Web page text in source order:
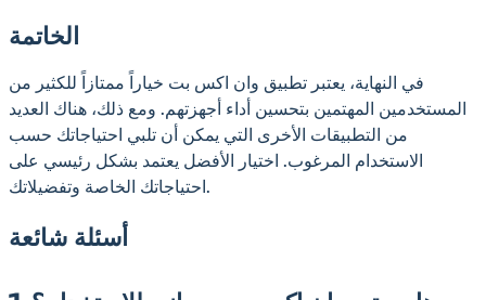
الخاتمة
في النهاية، يعتبر تطبيق وان اكس بت خياراً ممتازاً للكثير من
المستخدمين المهتمين بتحسين أداء أجهزتهم. ومع ذلك، هناك العديد
من التطبيقات الأخرى التي يمكن أن تلبي احتياجاتك حسب
الاستخدام المرغوب. اختيار الأفضل يعتمد بشكل رئيسي على
احتياجاتك الخاصة وتفضيلاتك.
أسئلة شائعة